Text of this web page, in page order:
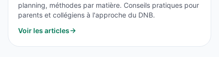
planning, méthodes par matière. Conseils pratiques pour
parents et collégiens à l'approche du DNB.
Voir les articles